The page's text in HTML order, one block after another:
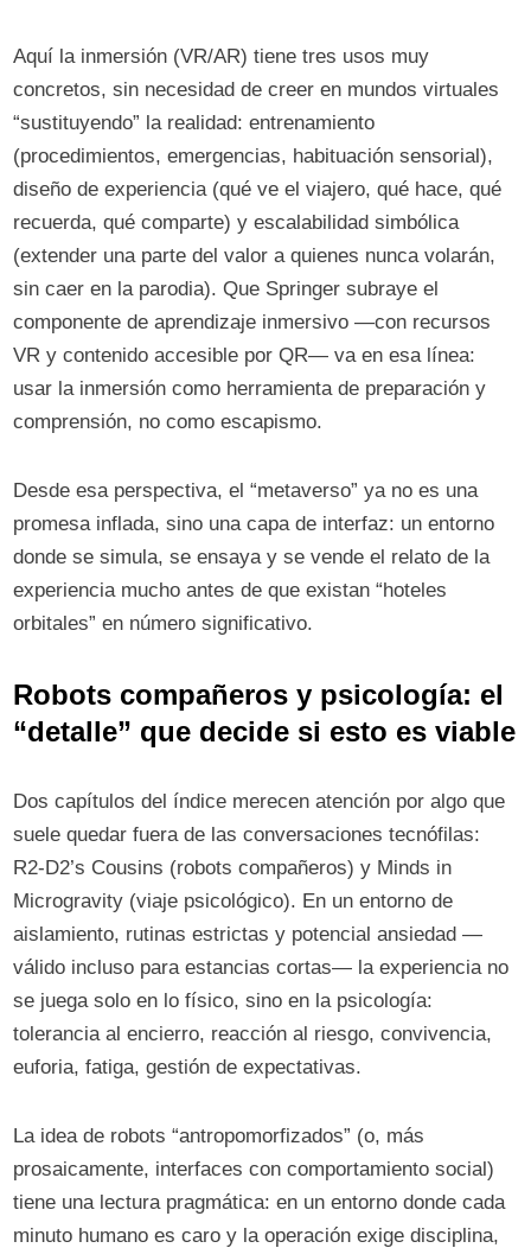
Aquí la inmersión (VR/AR) tiene tres usos muy
concretos, sin necesidad de creer en mundos virtuales
“sustituyendo” la realidad: entrenamiento
(procedimientos, emergencias, habituación sensorial),
diseño de experiencia (qué ve el viajero, qué hace, qué
recuerda, qué comparte) y escalabilidad simbólica
(extender una parte del valor a quienes nunca volarán,
sin caer en la parodia). Que Springer subraye el
componente de aprendizaje inmersivo —con recursos
VR y contenido accesible por QR— va en esa línea:
usar la inmersión como herramienta de preparación y
comprensión, no como escapismo.
Desde esa perspectiva, el “metaverso” ya no es una
promesa inflada, sino una capa de interfaz: un entorno
donde se simula, se ensaya y se vende el relato de la
experiencia mucho antes de que existan “hoteles
orbitales” en número significativo.
Robots compañeros y psicología: el
“detalle” que decide si esto es viable
Dos capítulos del índice merecen atención por algo que
suele quedar fuera de las conversaciones tecnófilas:
R2-D2’s Cousins (robots compañeros) y Minds in
Microgravity (viaje psicológico). En un entorno de
aislamiento, rutinas estrictas y potencial ansiedad —
válido incluso para estancias cortas— la experiencia no
se juega solo en lo físico, sino en la psicología:
tolerancia al encierro, reacción al riesgo, convivencia,
euforia, fatiga, gestión de expectativas.
La idea de robots “antropomorfizados” (o, más
prosaicamente, interfaces con comportamiento social)
tiene una lectura pragmática: en un entorno donde cada
minuto humano es caro y la operación exige disciplina,